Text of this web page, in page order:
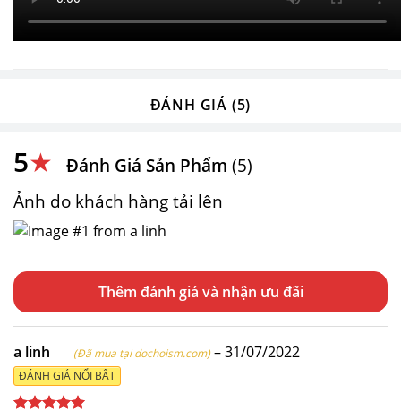
ĐÁNH GIÁ (5)
5★ Đánh Giá Sản Phẩm (5)
Ảnh do khách hàng tải lên
Thêm đánh giá
a linh (Đã mua tại dochoism.com) –31/07/2022
ĐÁNH GIÁ NỔI BẬT